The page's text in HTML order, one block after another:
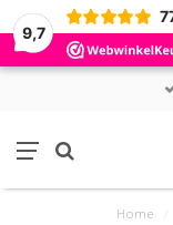
9,7
Home